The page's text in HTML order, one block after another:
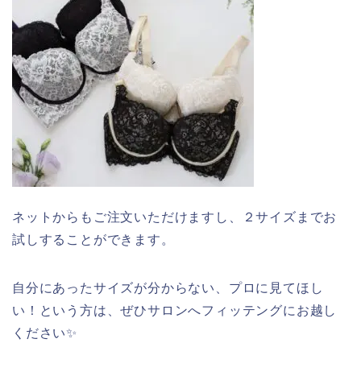
ネットからもご注文いただけますし、２サイズまでお
試しすることができます。
自分にあったサイズが分からない、プロに見てほし
い！という方は、ぜひサロンへフィッテングにお越し
ください✨